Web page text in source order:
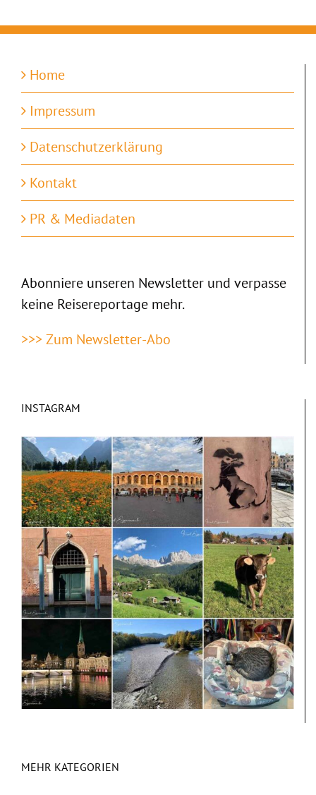
Home
Impressum
Datenschutzerklärung
Kontakt
PR & Mediadaten
Abonniere unseren Newsletter und verpasse
keine Reisereportage mehr.
>>> Zum Newsletter-Abo
INSTAGRAM
MEHR KATEGORIEN